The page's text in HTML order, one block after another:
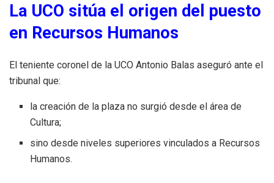
La UCO sitúa el origen del puesto
en Recursos Humanos
El teniente coronel de la UCO Antonio Balas aseguró ante el
tribunal que:
la creación de la plaza no surgió desde el área de
Cultura;
sino desde niveles superiores vinculados a Recursos
Humanos.